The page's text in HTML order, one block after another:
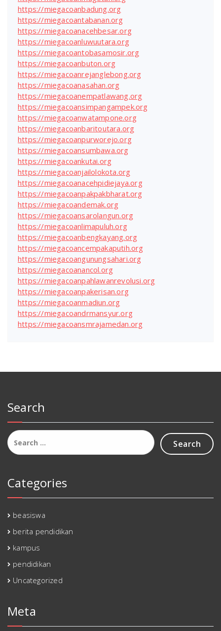
https://miegacoanbadung.org
https://miegacoantabanan.org
https://miegacoanacehbesar.org
https://miegacoanluwuutara.org
https://miegacoantobasamosir.org
https://miegacoanbuton.org
https://miegacoanrejanglebong.org
https://miegacoanasahan.org
https://miegacoanempatlawang.org
https://miegacoansimpangampek.org
https://miegacoanwatampone.org
https://miegacoanbaritoutara.org
https://miegacoanpurworejo.org
https://miegacoansumbawa.org
https://miegacoankutai.org
https://miegacoanjailolokota.org
https://miegacoanacehpidiejaya.org
https://miegacoanpakpakbharat.org
https://miegacoandemak.org
https://miegacoansarolangun.org
https://miegacoanlimapuluh.org
https://miegacoanbengkayang.org
https://miegacoancempakaputih.org
https://miegacoangunungsahari.org
https://miegacoanancol.org
https://miegacoanpahlawanrevolusi.org
https://miegacoanpakerisan.org
https://miegacoanmadiun.org
https://miegacoandrmansyur.org
https://miegacoansmrajamedan.org
Search
Search
for:
Categories
beasiswa
berita pendidikan
kampus
pendidikan
Uncategorized
Meta